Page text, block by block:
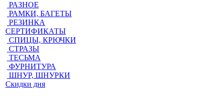
РАЗНОЕ
РАМКИ, БАГЕТЫ
РЕЗИНКА
СЕРТИФИКАТЫ
СПИЦЫ, КРЮЧКИ
СТРАЗЫ
ТЕСЬМА
ФУРНИТУРА
ШНУР, ШНУРКИ
Скидки дня